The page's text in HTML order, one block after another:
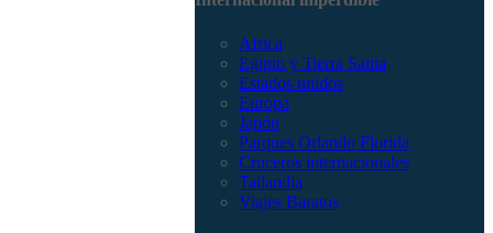
Africa
Egipto y Tierra Santa
Estados unidos
Europa
Japón
Parques Orlando Florida
Cruceros internacionales
Tailandia
Viajes Baratos